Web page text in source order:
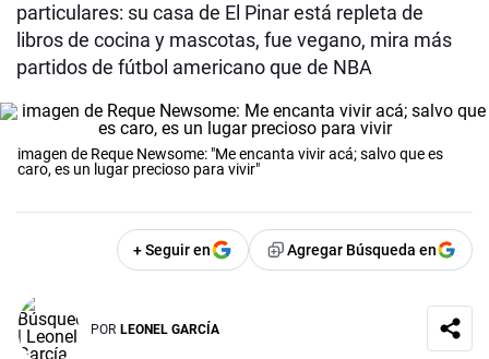
particulares: su casa de El Pinar está repleta de
libros de cocina y mascotas, fue vegano, mira más
partidos de fútbol americano que de NBA
imagen de Reque Newsome: "Me encanta vivir acá; salvo que es
caro, es un lugar precioso para vivir"
+ Seguir en Agregar Búsqueda en
POR LEONEL GARCÍA